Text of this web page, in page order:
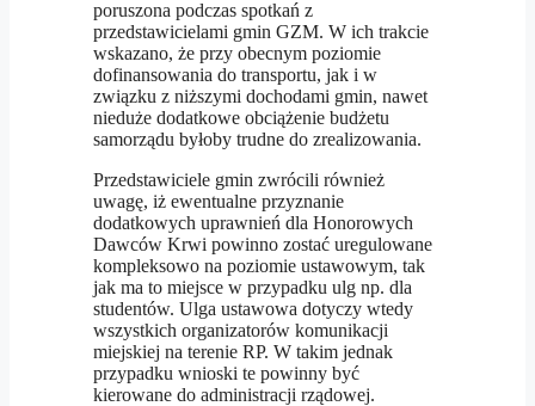
poruszona podczas spotkań z
przedstawicielami gmin GZM. W ich trakcie
wskazano, że przy obecnym poziomie
dofinansowania do transportu, jak i w
związku z niższymi dochodami gmin, nawet
nieduże dodatkowe obciążenie budżetu
samorządu byłoby trudne do zrealizowania.
Przedstawiciele gmin zwrócili również
uwagę, iż ewentualne przyznanie
dodatkowych uprawnień dla Honorowych
Dawców Krwi powinno zostać uregulowane
kompleksowo na poziomie ustawowym, tak
jak ma to miejsce w przypadku ulg np. dla
studentów. Ulga ustawowa dotyczy wtedy
wszystkich organizatorów komunikacji
miejskiej na terenie RP. W takim jednak
przypadku wnioski te powinny być
kierowane do administracji rządowej.